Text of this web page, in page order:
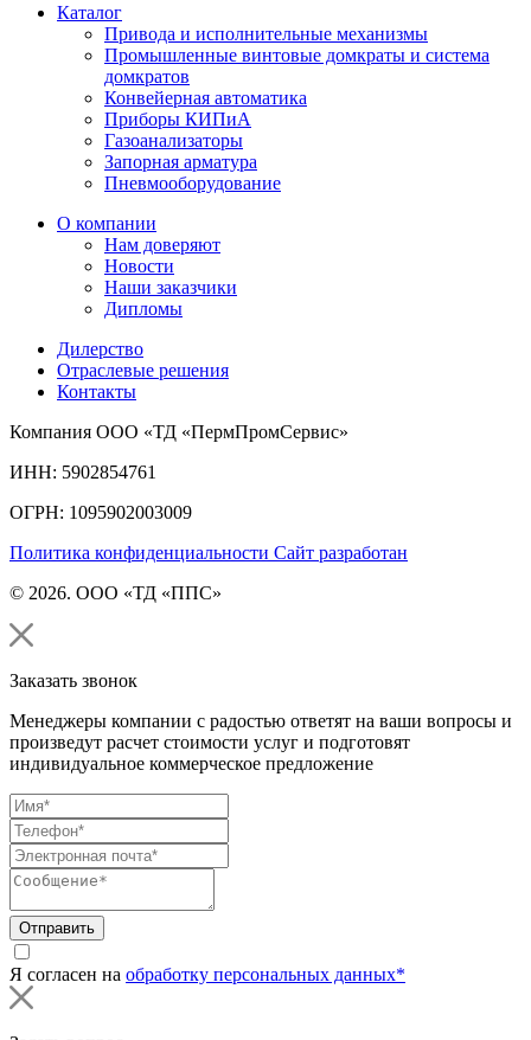
Каталог
Привода и исполнительные механизмы
Промышленные винтовые домкраты и система
домкратов
Конвейерная автоматика
Приборы КИПиА
Газоанализаторы
Запорная арматура
Пневмооборудование
О компании
Нам доверяют
Новости
Наши заказчики
Дипломы
Дилерство
Отраслевые решения
Контакты
Компания ООО «ТД «ПермПромСервис»
ИНН: 5902854761
ОГРН: 1095902003009
Политика конфиденциальности Сайт разработан
© 2026. ООО «ТД «ППС»
Заказать звонок
Менеджеры компании с радостью ответят на ваши вопросы и
произведут расчет стоимости услуг и подготовят
индивидуальное коммерческое предложение
Отправить
Я согласен на обработку персональных данных*